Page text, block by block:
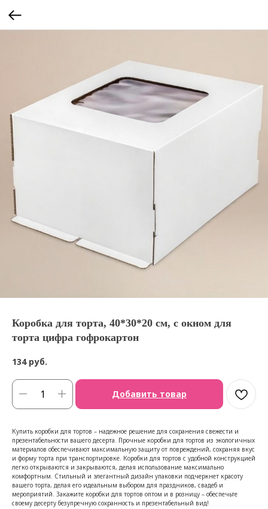
Коробка для торта, 40*30*20 см, с окном для
торта цифра гофрокартон
134 руб.
Добавить товар
Купить коробки для тортов – надежное решение для сохранения свежести и
презентабельности вашего десерта. Прочные коробки для тортов из экологичных
материалов обеспечивают максимальную защиту от повреждений, сохраняя вкус
и форму торта при транспортировке. Коробки для тортов с удобной конструкцией
легко открываются и закрываются, делая использование максимально
комфортным. Стильный и элегантный дизайн упаковки подчеркнет красоту
вашего торта, делая его идеальным выбором для праздников, свадеб и
мероприятий. Закажите коробки для тортов оптом и в розницу – обеспечьте
своему десерту безупречную сохранность и презентабельный вид!